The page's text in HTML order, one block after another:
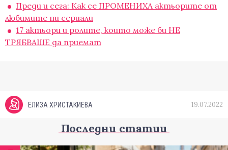
Преди и сега: Как се ПРОМЕНИХА актьорите от
любимите ни сериали
17 актьори и ролите, които може би НЕ
ТРЯБВАШЕ да приемат
ЕЛИЗА ХРИСТАКИЕВА 19.07.2022
Последни статии